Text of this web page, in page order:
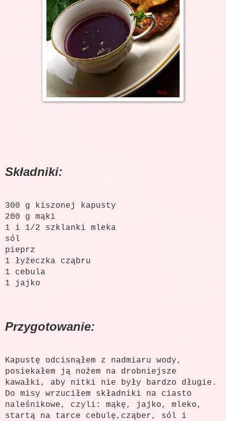
Składniki:
300 g kiszonej kapusty
200 g mąki
1 i 1/2 szklanki mleka
sól
pieprz
1 łyżeczka cząbru
1 cebula
1 jajko
Przygotowanie:
Kapustę odcisnąłem z nadmiaru wody,
posiekałem ją nożem na drobniejsze
kawałki, aby nitki nie były bardzo długie.
Do misy wrzuciłem składniki na ciasto
naleśnikowe, czyli: mąkę, jajko, mleko,
startą na tarce cebulę,cząber, sól i